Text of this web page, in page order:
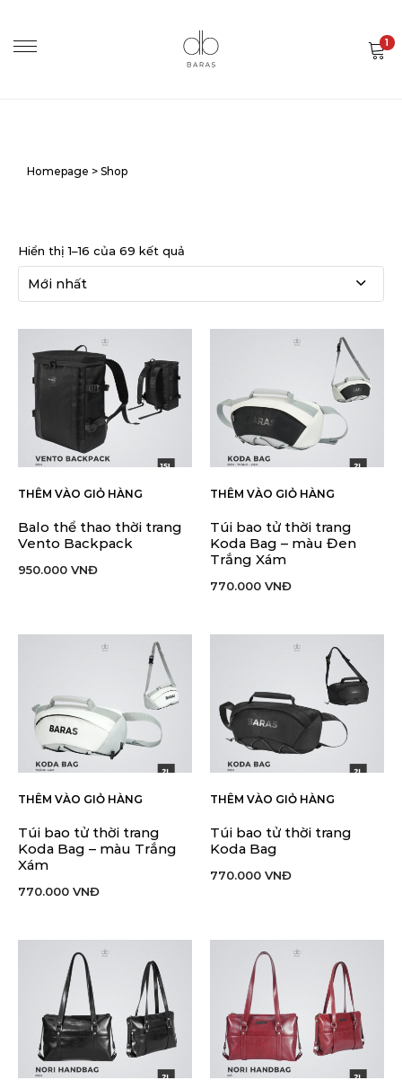
1
Homepage > Shop
Hiển thị 1–16 của 69 kết quả
THÊM VÀO GIỎ HÀNG
Balo thể thao thời trang
Vento Backpack
950.000 VNĐ
THÊM VÀO GIỎ HÀNG
Túi bao tử thời trang
Koda Bag – màu Đen
Trắng Xám
770.000 VNĐ
THÊM VÀO GIỎ HÀNG
Túi bao tử thời trang
Koda Bag – màu Trắng
Xám
770.000 VNĐ
THÊM VÀO GIỎ HÀNG
Túi bao tử thời trang
Koda Bag
770.000 VNĐ